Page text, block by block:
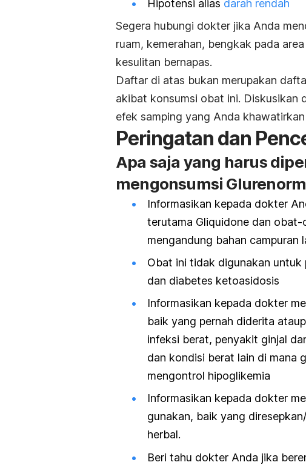
Hipotensi alias darah rendah
Segera hubungi dokter jika Anda
ruam, kemerahan, bengkak pada
kesulitan bernapas.
Daftar di atas bukan merupakan
akibat konsumsi obat ini. Diskusikan
efek samping yang Anda
Peringatan dan
Apa saja yang harus
mengonsumsi
Informasikan kepada dokter
terutama Gliquidone dan obat-
mengandung bahan campuran
Obat ini tidak digunakan untuk
dan diabetes ketoasidosis
Informasikan kepada dokter
baik yang pernah diderita
infeksi berat, penyakit ginjal
dan kondisi berat lain di mana
mengontrol hipoglikemia
Informasikan kepada dokter
gunakan, baik yang
herbal.
Beri tahu dokter Anda jika